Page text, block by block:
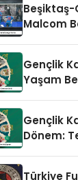
Beşiktaş-
Malcom
Gençlik
Yaşam
Gençlik
Dönem:
Türkiye